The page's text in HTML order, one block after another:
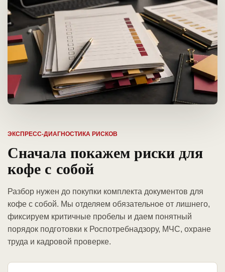
ЭКСПРЕСС-ДИАГНОСТИКА РИСКОВ
Сначала покажем риски для
кофе с собой
Разбор нужен до покупки комплекта документов для
кофе с собой. Мы отделяем обязательное от лишнего,
фиксируем критичные пробелы и даем понятный
порядок подготовки к Роспотребнадзору, МЧС, охране
труда и кадровой проверке.